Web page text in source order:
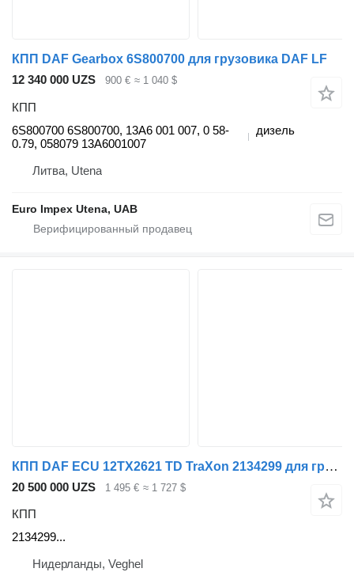
КПП DAF Gearbox 6S800700 для грузовика DAF LF
12 340 000 UZS
900 € ≈ 1 040 $
КПП
6S800700 6S800700, 13A6 001 007, 0 58-
0.79, 058079 13A6001007
дизель
Литва, Utena
Euro Impex Utena, UAB
КПП DAF ECU 12TX2621 TD TraXon 2134299 для грузовика DAF
20 500 000 UZS 1 495 € ≈ 1 727 $
КПП
2134299...
Нидерланды, Veghel